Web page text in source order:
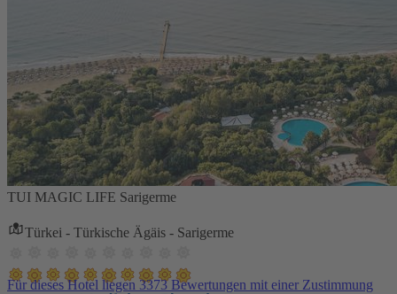
TUI MAGIC LIFE Sarigerme
Türkei - Türkische Ägäis - Sarigerme
Für dieses Hotel liegen 3373 Bewertungen mit einer Zustimmung